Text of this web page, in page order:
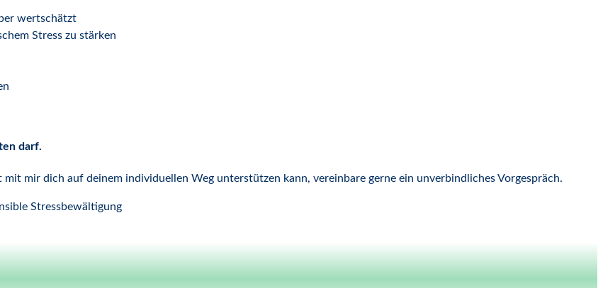
wertschätzt
Stress zu stärken
darf.
mir dich auf deinem individuellen Weg unterstützen kann, vereinbare gerne ein unverbindliches Vorgespräch.
Stressbewältigung